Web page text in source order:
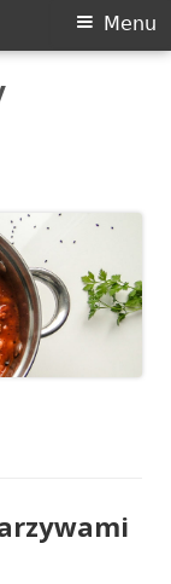
Menu